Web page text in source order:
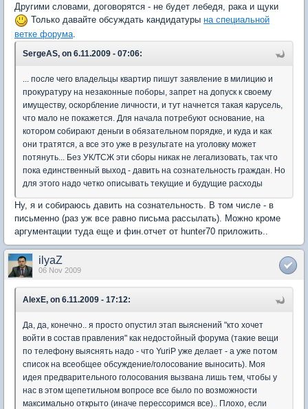
Другими словами, договорятся - не будет лебедя, рака и щуки
Только давайте обсуждать кандидатуры на специальной
ветке форума
SergeAS, on 6.11.2009 - 07:06:
... после чего владельцы квартир пишут заявление в милицию и
прокуратуру на незаконные поборы, запрет на допуск к своему
имуществу, оскорбление личности, и тут начнется такая карусель,
что мало не покажется. Для начала потребуют основание, на
котором собирают деньги в обязательном порядке, и куда и как
они тратятся, а все это уже в результате на уголовку может
потянуть... Без УК/ТСЖ эти сборы никак не легализовать, так что
пока единственный выход - давить на сознательность граждан. Но
для этого надо четко описывать текущие и будущие расходы
Ну, я и собираюсь давить на сознательность. В том числе - в
письменно (раз уж все равно письма рассылать). Можно кроме
аргументации туда еще и фин.отчет от hunter70 приложить..
ilyaZ
06 Nov 2009
AlexE, on 6.11.2009 - 17:12:
Да, да, конечно.. я просто опустил этап выяснений "кто хочет
войти в состав правления" как недостойный форума (такие вещи
по телефону выяснять надо - что YuriP уже делает - а уже потом
список на всеобщее обсуждение/голосование выносить). Моя
идея предварительного голосования вызвана лишь тем, чтобы у
нас в этом щепетильном вопросе все было по возможности
максимально открыто (иначе перессоримся все).. Плохо, если